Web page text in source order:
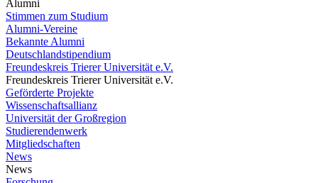
Alumni
Stimmen zum Studium
Alumni-Vereine
Bekannte Alumni
Deutschlandstipendium
Freundeskreis Trierer Universität e.V.
Freundeskreis Trierer Universität e.V.
Geförderte Projekte
Wissenschaftsallianz
Universität der Großregion
Studierendenwerk
Mitgliedschaften
News
News